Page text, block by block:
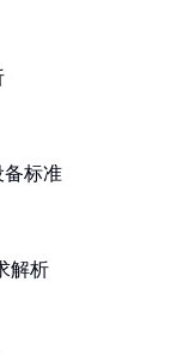
备标准
解析